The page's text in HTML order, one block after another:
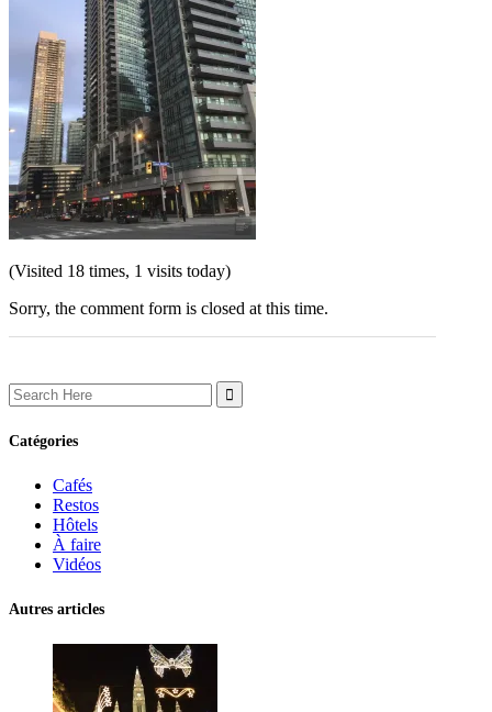
(Visited 18 times, 1 visits today)
Sorry, the comment form is closed at this time.
Search
for:
Catégories
Cafés
Restos
Hôtels
À faire
Vidéos
Autres articles